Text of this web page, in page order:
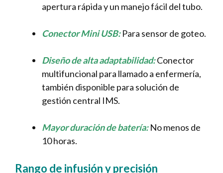
apertura rápida y un manejo fácil del tubo.
Conector Mini USB:Para sensor de goteo.
Diseño de alta adaptabilidad:Conector
multifuncional para llamado a enfermería,
también disponible para solución de
gestión central IMS.
Mayor duración de batería:No menos de
10 horas.
Rango de infusión y precisión